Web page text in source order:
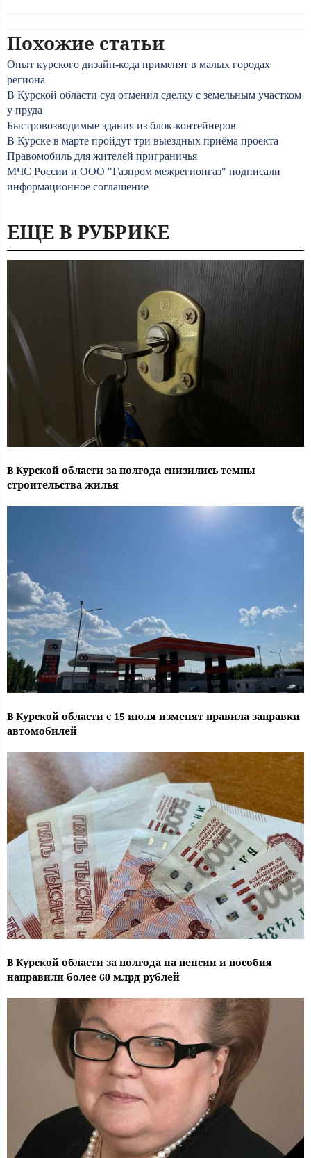
Похожие статьи
Опыт курского дизайн-кода применят в малых городах
региона
В Курской области суд отменил сделку с земельным участком
у пруда
Быстровозводимые здания из блок-контейнеров
В Курске в марте пройдут три выездных приёма проекта
Правомобиль для жителей приграничья
МЧС России и ООО "Газпром межрегионгаз" подписали
информационное соглашение
ЕЩЕ В РУБРИКЕ
В Курской области за полгода снизились темпы
строительства жилья
В Курской области с 15 июля изменят правила заправки
автомобилей
В Курской области за полгода на пенсии и пособия
направили более 60 млрд рублей